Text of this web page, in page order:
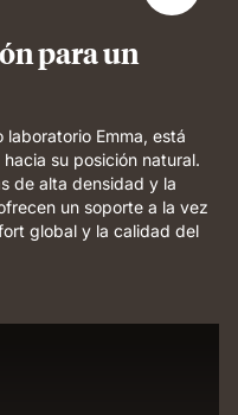
para un
Emma, está
su posición natural.
de alta densidad y la
un soporte a la vez
global y la calidad del